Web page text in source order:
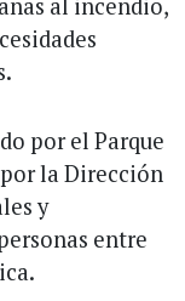
al incendio,
por el Parque
la Dirección
y
entre